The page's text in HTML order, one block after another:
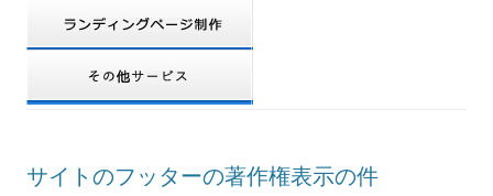
TAG ARCHIVES:フッター
サイトのフッターの著作権表示の件